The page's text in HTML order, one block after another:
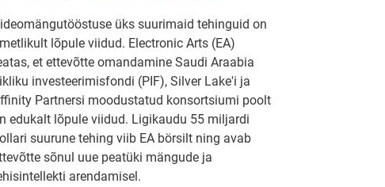
üks suurimaid tehinguid on
lõpule viidud. Electronic Arts (EA)
et ettevõtte omandamine Saudi Araabia
investeerimisfondi (PIF), Silver Lake'i ja
Partnersi moodustatud konsortsiumi poolt
edukalt lõpule viidud. Ligikaudu 55 miljardi
suurune tehing viib EA börsilt ning avab
sõnul uue peatüki mängude ja
arendamisel.